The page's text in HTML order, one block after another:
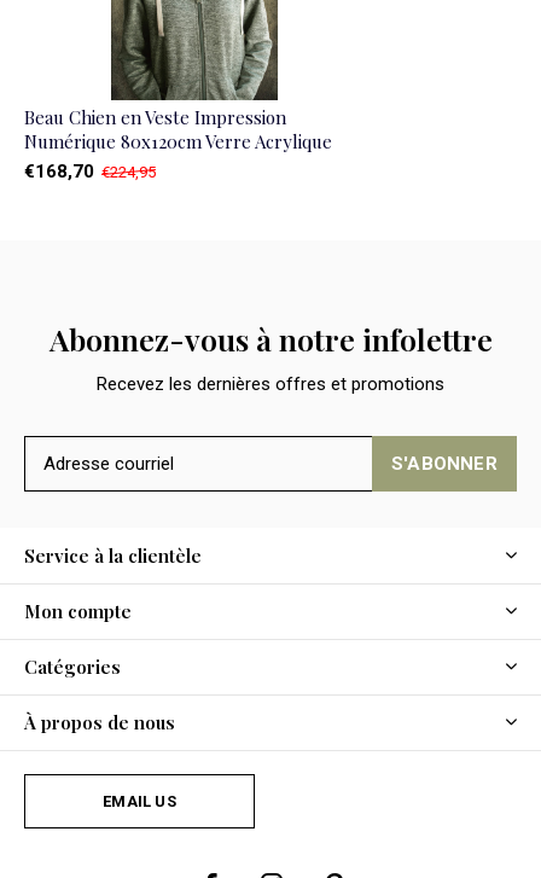
Beau Chien en Veste Impression
Numérique 80x120cm Verre Acrylique
€168,70 €224,95
Abonnez-vous à notre infolettre
Recevez les dernières offres et promotions
S'ABONNER
Service à la clientèle
Mon compte
Catégories
À propos de nous
EMAIL US